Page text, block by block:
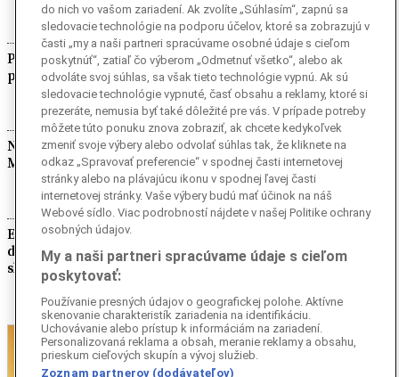
Polícia v Španielsku rozložila veľkú sieť
pašerákov migrantov v Stredozemnom mori
Návrh na dočasné vypnutie siete X pobúril
Muska, zaútočil na Tondelierovú
Európska komisia varuje pred šírením
dezertifikácie. Riziko sa približuje aj k
slovenským hraniciam
do nich vo vašom zariadení. Ak zvolíte „Súhlasím“, zapnú sa
sledovacie technológie na podporu účelov, ktoré sa zobrazujú v
časti „my a naši partneri spracúvame osobné údaje s cieľom
poskytnúť“, zatiaľ čo výberom „Odmetnuť všetko“, alebo ak
odvoláte svoj súhlas, sa však tieto technológie vypnú. Ak sú
sledovacie technológie vypnuté, časť obsahu a reklamy, ktoré si
prezeráte, nemusia byť také dôležité pre vás. V prípade potreby
môžete túto ponuku znova zobraziť, ak chcete kedykoľvek
zmeniť svoje výbery alebo odvolať súhlas tak, že kliknete na
odkaz „Spravovať preferencie“ v spodnej časti internetovej
stránky alebo na plávajúcu ikonu v spodnej ľavej časti
internetovej stránky. Vaše výbery budú mať účinok na náš
Webové sídlo. Viac podrobností nájdete v našej Politike ochrany
osobných údajov.
My a naši partneri spracúvame údaje s cieľom
poskytovať:
Používanie presných údajov o geografickej polohe. Aktívne
skenovanie charakteristík zariadenia na identifikáciu.
Uchovávanie alebo prístup k informáciám na zariadení.
Personalizovaná reklama a obsah, meranie reklamy a obsahu,
prieskum cieľových skupín a vývoj služieb.
Zoznam partnerov (dodávateľov)